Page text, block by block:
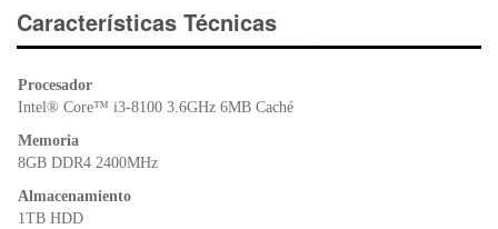
e
b
o
er s
A
p
ri
e
dl
Características Técnicas
Procesador
Intel® Core™ i3-8100 3.6GHz 6MB Caché
Memoria
8GB DDR4 2400MHz
Almacenamiento
1TB HDD